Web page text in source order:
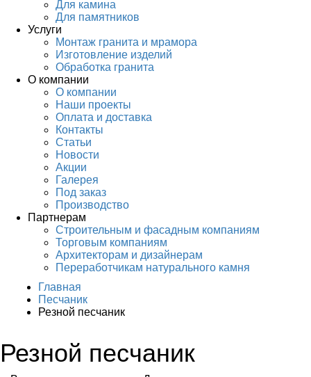
Для камина
Для памятников
Услуги
Монтаж гранита и мрамора
Изготовление изделий
Обработка гранита
О компании
О компании
Наши проекты
Оплата и доставка
Контакты
Статьи
Новости
Акции
Галерея
Под заказ
Производство
Партнерам
Строительным и фасадным компаниям
Торговым компаниям
Архитекторам и дизайнерам
Переработчикам натурального камня
Главная
Песчаник
Резной песчаник
Резной песчаник